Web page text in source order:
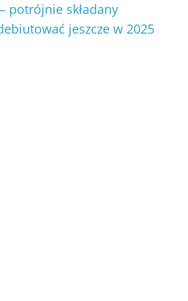
potrójnie składany
jeszcze w 2025